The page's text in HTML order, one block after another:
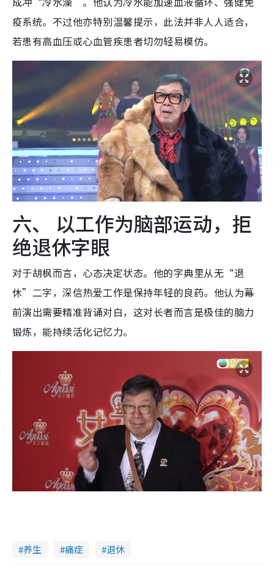
疫系统。不过他亦特别温馨提示，此法并非人人适合，
若患有高血压或心血管疾患者切勿轻易模仿。
六、 以工作为脑部运动，拒
绝退休字眼
对于胡枫而言，心态决定状态。他的字典里从无“退
休”二字，深信热爱工作是保持年轻的良药。他认为幕
前演出需要精准背诵对白，这对长者而言是极佳的脑力
锻炼，能持续活化记忆力。
养生 痛症 退休